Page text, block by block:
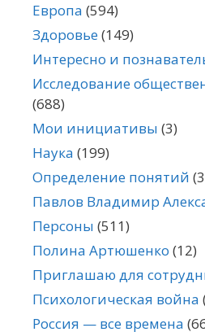
Европа (594)
Здоровье(149)
Интересно и
Исследование
(688)
Мои инициативы (3)
Наука (199)
Определение понятий
Павлов Владимир
Персоны (511)
Полина Артюшенко (12)
Приглашаю для
Психологическая война
Россия — все времена